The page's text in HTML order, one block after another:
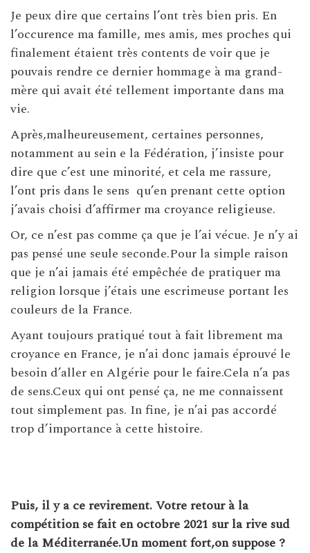
Je peux dire que certains l’ont très bien pris. En
l’occurence ma famille, mes amis, mes proches qui
finalement étaient très contents de voir que je
pouvais rendre ce dernier hommage à ma grand-
mère qui avait été tellement importante dans ma
vie.
Après,malheureusement, certaines personnes,
notamment au sein e la Fédération, j’insiste pour
dire que c’est une minorité, et cela me rassure,
l’ont pris dans le sens qu’en prenant cette option
j’avais choisi d’affirmer ma croyance religieuse.
Or, ce n’est pas comme ça que je l’ai vécue. Je n’y ai
pas pensé une seule seconde.Pour la simple raison
que je n’ai jamais été empêchée de pratiquer ma
religion lorsque j’étais une escrimeuse portant les
couleurs de la France.
Ayant toujours pratiqué tout à fait librement ma
croyance en France, je n’ai donc jamais éprouvé le
besoin d’aller en Algérie pour le faire.Cela n’a pas
de sens.Ceux qui ont pensé ça, ne me connaissent
tout simplement pas. In fine, je n’ai pas accordé
trop d’importance à cette histoire.
Puis, il y a ce revirement. Votre retour à la
compétition se fait en octobre 2021 sur la rive sud
de la Méditerranée.Un moment fort,on suppose ?